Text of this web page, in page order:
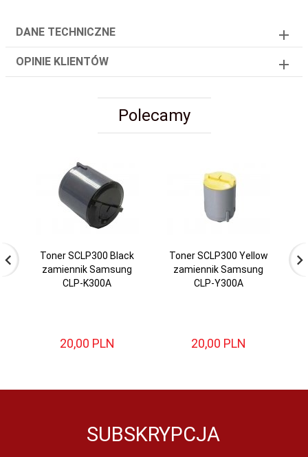
DANE TECHNICZNE
OPINIE KLIENTÓW
Polecamy
Toner SCLP300 Black
zamiennik Samsung
CLP-K300A
20,00 PLN
Toner SCLP300 Yellow
zamiennik Samsung
CLP-Y300A
20,00 PLN
SUBSKRYPCJA